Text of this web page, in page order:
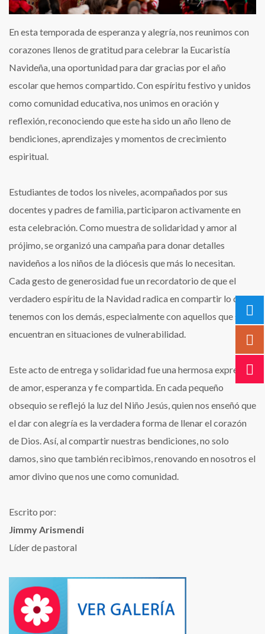
En esta temporada de esperanza y alegría, nos reunimos con
corazones llenos de gratitud para celebrar la Eucaristía
Navideña, una oportunidad para dar gracias por el año
escolar que hemos compartido. Con espíritu festivo y unidos
como comunidad educativa, nos unimos en oración y
reflexión, reconociendo que este ha sido un año lleno de
bendiciones, aprendizajes y momentos de crecimiento
espiritual.
Estudiantes de todos los niveles, acompañados por sus
docentes y padres de familia, participaron activamente en
esta celebración. Como muestra de solidaridad y amor al
prójimo, se organizó una campaña para donar detalles
navideños a los niños de la diócesis que más lo necesitan.
Cada gesto de generosidad fue un recordatorio de que el
verdadero espíritu de la Navidad radica en compartir lo que
tenemos con los demás, especialmente con aquellos que se
encuentran en situaciones de vulnerabilidad.
Este acto de entrega y solidaridad fue una hermosa expresión
de amor, esperanza y fe compartida. En cada pequeño
obsequio se reflejó la luz del Niño Jesús, quien nos enseñó que
el dar con alegría es la verdadera forma de llenar el corazón
de Dios. Así, al compartir nuestras bendiciones, no solo
damos, sino que también recibimos, renovando en nosotros el
amor divino que nos une como comunidad.
Escrito por:
Jimmy Arismendi
Líder de pastoral